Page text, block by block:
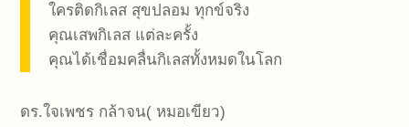
ใครติดกิเลส สุขปลอม ทุกข์จริง
คุณเสพกิเลส แต่ละครั้ง
คุณได้เชื่อมคลื่นกิเลสทั้งหมดในโลก
ดร.ใจเพชร กล้าจน( หมอเขียว)